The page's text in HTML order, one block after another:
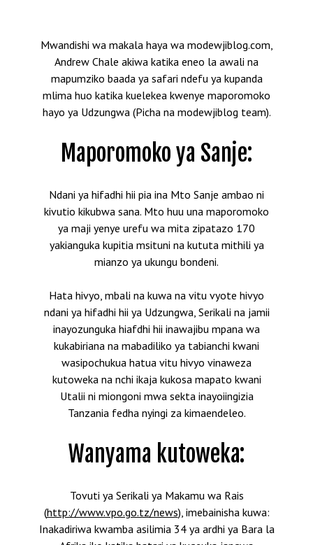
Mwandishi wa makala haya wa modewjiblog.com,
Andrew Chale akiwa katika eneo la awali na
mapumziko baada ya safari ndefu ya kupanda
mlima huo katika kuelekea kwenye maporomoko
hayo ya Udzungwa (Picha na modewjiblog team).
Maporomoko ya Sanje:
Ndani ya hifadhi hii pia ina Mto Sanje ambao ni
kivutio kikubwa sana. Mto huu una maporomoko
ya maji yenye urefu wa mita zipatazo 170
yakianguka kupitia msituni na kututa mithili ya
mianzo ya ukungu bondeni.
Hata hivyo, mbali na kuwa na vitu vyote hivyo
ndani ya hifadhi hii ya Udzungwa, Serikali na jamii
inayozunguka hiafdhi hii inawajibu mpana wa
kukabiriana na mabadiliko ya tabianchi kwani
wasipochukua hatua vitu hivyo vinaweza
kutoweka na nchi ikaja kukosa mapato kwani
Utalii ni miongoni mwa sekta inayoiingizia
Tanzania fedha nyingi za kimaendeleo.
Wanyama kutoweka:
Tovuti ya Serikali ya Makamu wa Rais
(http://www.vpo.go.tz/news), imebainisha kuwa:
Inakadiriwa kwamba asilimia 34 ya ardhi ya Bara la